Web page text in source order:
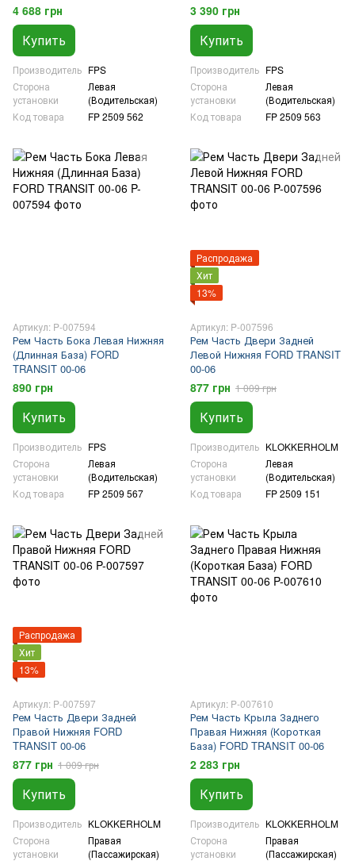
4 688 грн
Купить
Производитель FPS
Сторона
установки
Левая
(Водительская)
Код товара
FP 2509 562
3 390 грн
Купить
Производитель FPS
Сторона
установки
Левая
(Водительская)
Код товара
FP 2509 563
Артикул: P-007594
Рем Часть Бока Левая Нижняя
(Длинная База) FORD
TRANSIT 00-06
890 грн
Купить
Производитель FPS
Сторона
установки
Левая
(Водительская)
Код товара
FP 2509 567
Распродажа
Хит
13%
Артикул: P-007596
Рем Часть Двери Задней
Левой Нижняя FORD TRANSIT
00-06
877 грн 1 009 грн
Купить
Производитель KLOKKERHOLM
Сторона
установки
Левая
(Водительская)
Код товара
FP 2509 151
Распродажа
Хит
13%
Артикул: P-007597
Рем Часть Двери Задней
Правой Нижняя FORD
TRANSIT 00-06
877 грн 1 009 грн
Купить
Производитель KLOKKERHOLM
Сторона
установки
Правая
(Пассажирская)
Артикул: P-007610
Рем Часть Крыла Заднего
Правая Нижняя (Короткая
База) FORD TRANSIT 00-06
2 283 грн
Купить
Производитель KLOKKERHOLM
Сторона
установки
Правая
(Пассажирская)